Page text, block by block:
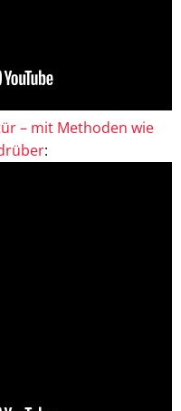
– mit Methoden wie
: